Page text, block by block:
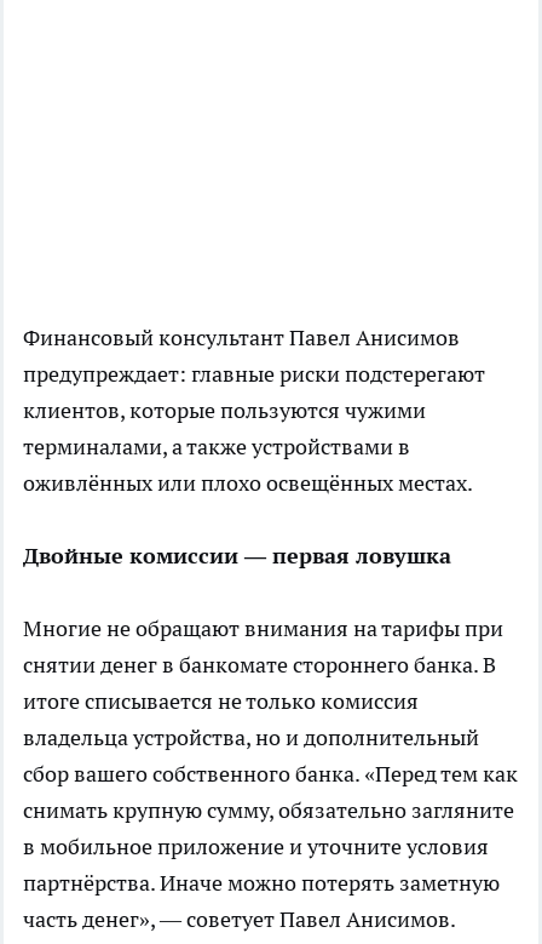
ФинансовыйконсультантПавел Анисимов
предупреждает: главные риски подстерегают
клиентов, которые пользуются чужими
терминалами, а также устройствами в
оживлённых или плохо освещённых местах.
Двойные комиссии — первая ловушка
Многие не обращают внимания на тарифы при
снятии денег в банкомате стороннего банка. В
итоге списывается не только комиссия
владельца устройства, но и дополнительный
сбор вашего собственного банка. «Перед тем как
снимать крупную сумму, обязательно загляните
в мобильное приложение и уточните условия
партнёрства. Иначе можно потерять заметную
часть денег», — советует Павел Анисимов.